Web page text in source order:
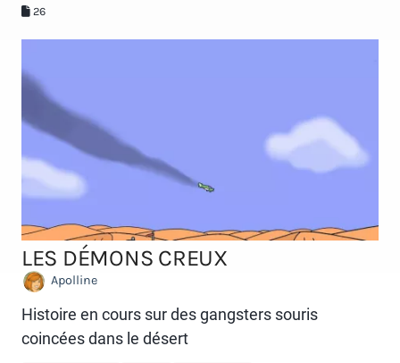
26
LES DÉMONS CREUX
Apolline
Histoire en cours sur des gangsters souris
coincées dans le désert